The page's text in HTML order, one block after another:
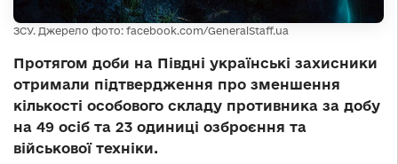
ЗСУ. Джерело фото: facebook.com/GeneralStaff.ua
Протягом доби на Півдні українські захисники
отримали підтвердження про зменшення
кількості особового складу противника за добу
на 49 осіб та 23 одиниці озброєння та
військової техніки.